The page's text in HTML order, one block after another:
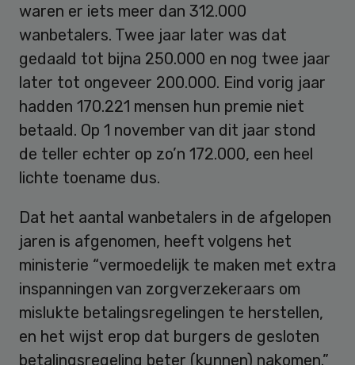
waren er iets meer dan 312.000
wanbetalers. Twee jaar later was dat
gedaald tot bijna 250.000 en nog twee jaar
later tot ongeveer 200.000. Eind vorig jaar
hadden 170.221 mensen hun premie niet
betaald. Op 1 november van dit jaar stond
de teller echter op zo’n 172.000, een heel
lichte toename dus.
Dat het aantal wanbetalers in de afgelopen
jaren is afgenomen, heeft volgens het
ministerie “vermoedelijk te maken met extra
inspanningen van zorgverzekeraars om
mislukte betalingsregelingen te herstellen,
en het wijst erop dat burgers de gesloten
betalingsregeling beter (kunnen) nakomen.”